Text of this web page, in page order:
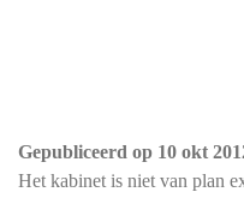
Gepubliceerd op 10 okt
Het kabinet is niet van plan